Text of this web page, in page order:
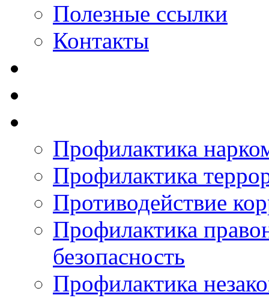
Полезные ссылки
Контакты
Профилактика
Профилактика
Противодействие
Профилактика
безопасность
Профилактика